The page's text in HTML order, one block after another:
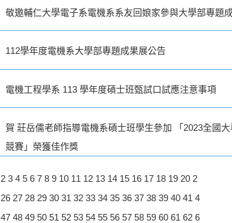
敬邀輔仁大學電子系電機系系友回娘家參與大學部專題
112學年度電機系大學部專題成果展公告
電機工程學系 113 學年度碩士班甄試口試應注意事項
賀 莊岳儒老師指導電機系碩士班學生參加 「2023全國
競賽」榮獲佳作獎
2 3 4 5 6 7 8 9 10 11 12 13 14 15 16 17 18 19 20 2
26 27 28 29 30 31 32 33 34 35 36 37 38 39 40 41 4
47 48 49 50 51 52 53 54 55 56 57 58 59 60 61 62 6